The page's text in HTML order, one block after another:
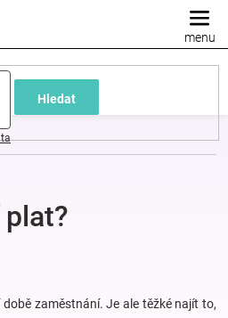
Hledat
zaměstnání. Je ale těžké najít to,